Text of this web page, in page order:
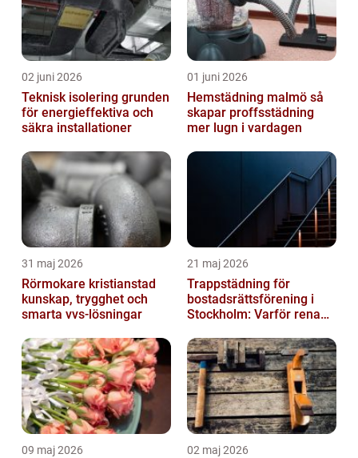
02 juni 2026
Teknisk isolering grunden
för energieffektiva och
säkra installationer
01 juni 2026
Hemstädning malmö så
skapar proffsstädning
mer lugn i vardagen
31 maj 2026
Rörmokare kristianstad
kunskap, trygghet och
smarta vvs-lösningar
21 maj 2026
Trappstädning för
bostadsrättsförening i
Stockholm: Varför rena
skillnad än du t...
09 maj 2026 02 maj 2026